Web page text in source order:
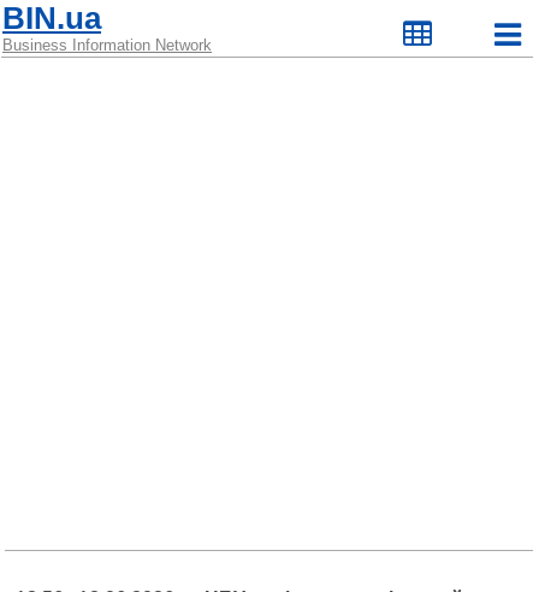
BIN.ua
Business Information Network